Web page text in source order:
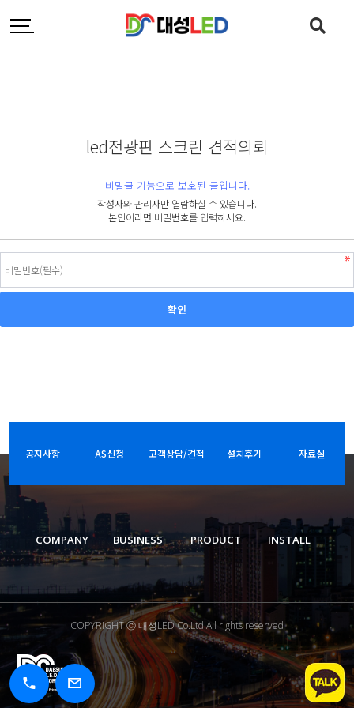
led전광판 스크린 견적의뢰
비밀글 기능으로 보호된 글입니다.
작성자와 관리자만 열람하실 수 있습니다.
본인이라면 비밀번호를 입력하세요.
공지사항 AS신청 고객상담/견적 설치후기 자료실
COMPANY BUSINESS PRODUCT INSTALL
COPYRIGHT ⓒ 대성LED Co.Ltd.All rights reserved